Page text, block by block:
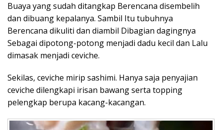
Buaya yang sudah ditangkap Berencana disembelih
dan dibuang kepalanya. Sambil Itu tubuhnya
Berencana dikuliti dan diambil Dibagian dagingnya
Sebagai dipotong-potong menjadi dadu kecil dan Lalu
dimasak menjadi ceviche.
Sekilas, ceviche mirip sashimi. Hanya saja penyajian
ceviche dilengkapi irisan bawang serta topping
pelengkap berupa kacang-kacangan.